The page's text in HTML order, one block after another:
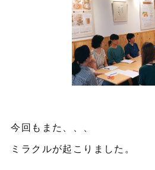
今回もまた、、、
ミラクルが起こりました。